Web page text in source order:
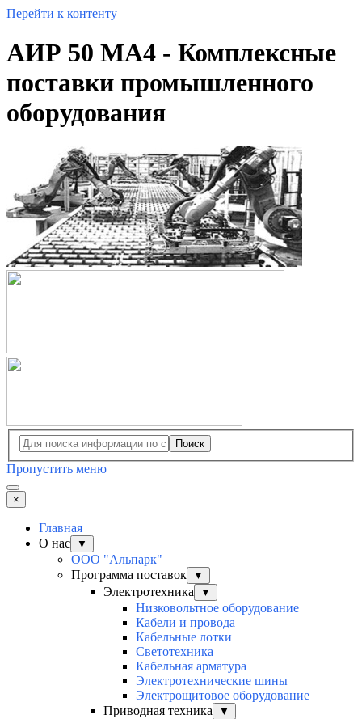
Перейти к контенту
АИР 50 MA4 - Комплексные
поставки промышленного
оборудования
Поиск
Пропустить меню
×
Главная
О нас
▼
ООО "Альпарк"
Программа поставок
▼
Электротехника ▼
Низковольтное оборудование
Кабели и провода
Кабельные лотки
Светотехника
Кабельная арматура
Электротехнические шины
Электрощитовое оборудование
Приводная техника
▼